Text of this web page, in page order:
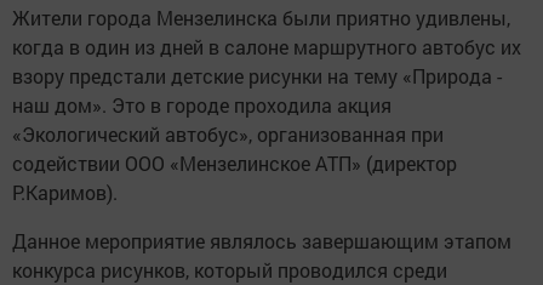
Жители города Мензелинска были приятно удивлены,
когда в один из дней в салоне маршрутного автобус их
взору предстали детские рисунки на тему «Природа -
наш дом». Это в городе проходила акция
«Экологический автобус», организованная при
содействии ООО «Мензелинское АТП» (директор
Р.Каримов).
Данное мероприятие являлось завершающим этапом
конкурса рисунков, который проводился среди